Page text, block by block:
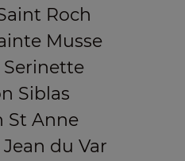
Roch
Musse
Siblas
St Anne
du Var